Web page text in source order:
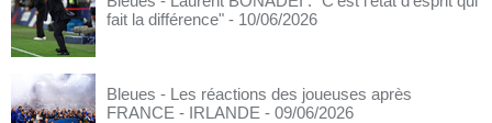
fait la différence" - 10/06/2026
Bleues - Les réactions des joueuses après
FRANCE - IRLANDE - 09/06/2026